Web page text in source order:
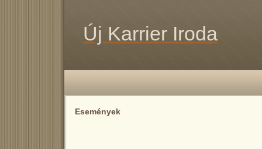
Új Karrier Iroda
Események